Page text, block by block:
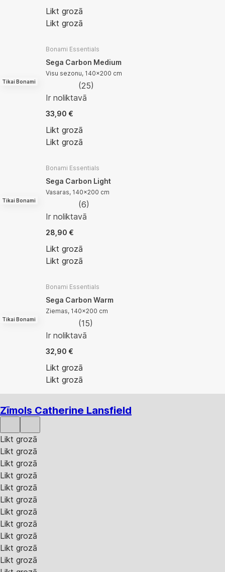
Likt grozā
Likt grozā
Tikai Bonami
Bonami Essentials
Sega Carbon Medium
Visu sezonu, 140x200 cm
(25)
Ir noliktavā
33,90 €
Likt grozā
Likt grozā
Tikai Bonami
Bonami Essentials
Sega Carbon Light
Vasaras, 140x200 cm
(6)
Ir noliktavā
28,90 €
Likt grozā
Likt grozā
Tikai Bonami
Bonami Essentials
Sega Carbon Warm
Ziemas, 140x200 cm
(15)
Ir noliktavā
32,90 €
Likt grozā
Likt grozā
Zīmols Catherine Lansfield
Likt grozā
Likt grozā
Likt grozā
Likt grozā
Likt grozā
Likt grozā
Likt grozā
Likt grozā
Likt grozā
Likt grozā
Likt grozā